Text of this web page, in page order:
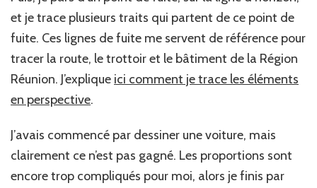
et je trace plusieurs traits qui partent de ce point de
fuite. Ces lignes de fuite me servent de référence pour
tracer la route, le trottoir et le bâtiment de la Région
Réunion. J’explique ici comment je trace les éléments
en perspective.
J’avais commencé par dessiner une voiture, mais
clairement ce n’est pas gagné. Les proportions sont
encore trop compliqués pour moi, alors je finis par